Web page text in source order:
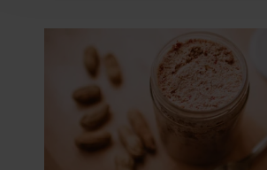
informatie over uw gebruik van onze
partners voor social media, adverteren
partners kunnen deze gegevens
informatie die u aan ze heeft verstrekt
verzameld op basis van uw gebruik
gaat akkoord met onze cookies als u